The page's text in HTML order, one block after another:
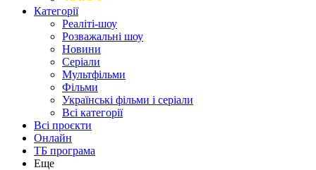
Категорії
Реаліті-шоу
Розважальні шоу
Новини
Серіали
Мультфільми
Фільми
Українські фільми і серіали
Всі категорії
Всі проєкти
Онлайн
ТБ програма
Еще